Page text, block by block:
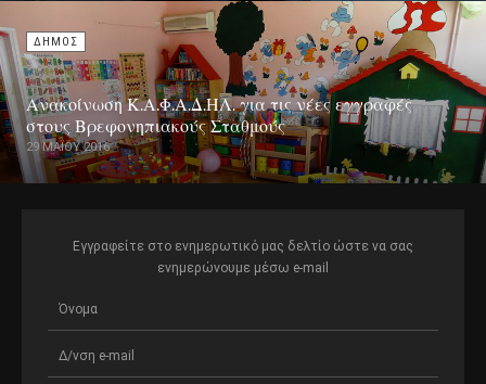
ΔΗΜΟΣ
Ανακοίνωση Κ.Α.Φ.Α.Δ.ΗΛ. για τις νέες εγγραφές
στους Βρεφονηπιακούς Σταθμούς
29 ΜΑΪ́ΟΥ 2016
Εγγραφείτε στο ενημερωτικό μας δελτίο ώστε να σας
ενημερώνουμε μέσω e-mail